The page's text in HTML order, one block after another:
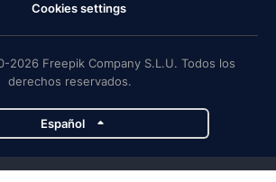
Cookies settings
2026 Freepik Company S.L.U. Todos los
derechos reservados.
Español